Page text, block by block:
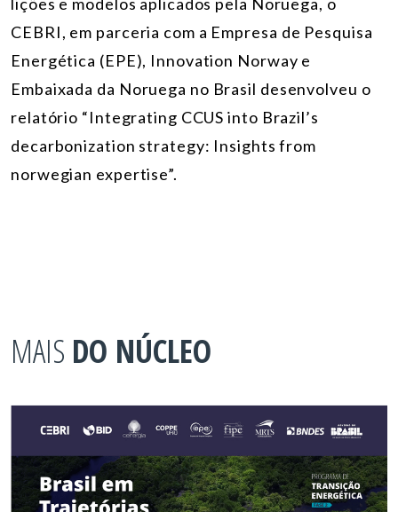
CEBRI, em parceria com a Empresa de Pesquisa
Energética (EPE), Innovation Norway e
Embaixada da Noruega no Brasil desenvolveu o
relatório “Integrating CCUS into Brazil’s
decarbonization strategy: Insights from
norwegian expertise”.
MAIS DO NÚCLEO